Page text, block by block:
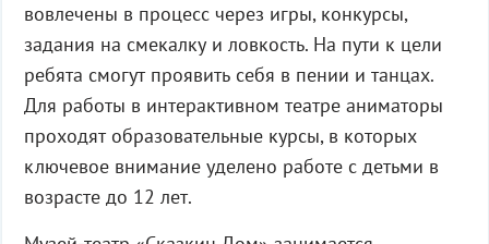
вовлечены в процесс через игры, конкурсы,
задания на смекалку и ловкость. На пути к цели
ребята смогут проявить себя в пении и танцах.
Для работы в интерактивном театре аниматоры
проходят образовательные курсы, в которых
ключевое внимание уделено работе с детьми в
возрасте до 12 лет.